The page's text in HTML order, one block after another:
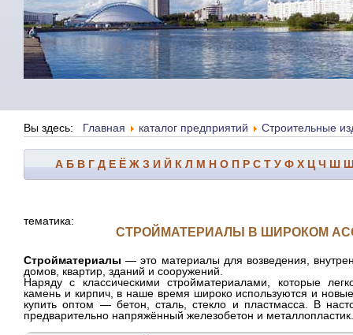
Вы здесь: Главная каталог предприятий Строительные
А Б В Г Д Е Ё Ж З И Й К Л М Н О П Р С Т У Ф Х Ц Ч Ш
тематика:
СТРОЙМАТЕРИАЛЫ В ШИРОКОМ
Стройматериалы — это материалы для возведения,
домов, квартир, зданий и сооружений
Наряду с классическими стройматериалами, которые
камень и кирпич, в наше время широко используются и
купить оптом — бетон, сталь, стекло и пластмасса . В
предварительно напряжённый железобетон и металлопластик.